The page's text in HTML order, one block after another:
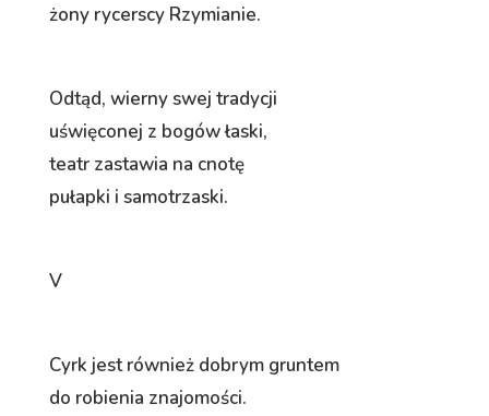
żony rycerscy Rzymianie.
Odtąd, wierny swej tradycji
uświęconej z bogów łaski,
teatr zastawia na cnotę
pułapki i samotrzaski.
V
Cyrk jest również dobrym gruntem
do robienia znajomości.